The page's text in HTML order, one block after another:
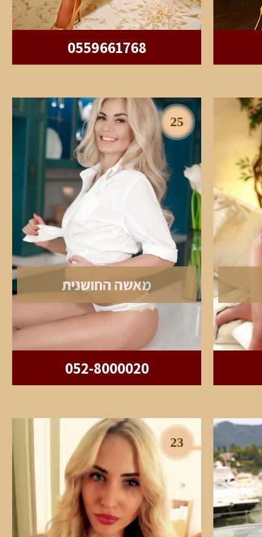
0559661768
25
מאשה החושנית
052-8000020
23